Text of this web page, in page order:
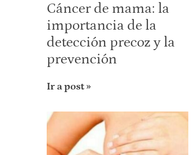
Cáncer de mama: la
importancia de la
detección precoz y la
prevención
Ir a post »